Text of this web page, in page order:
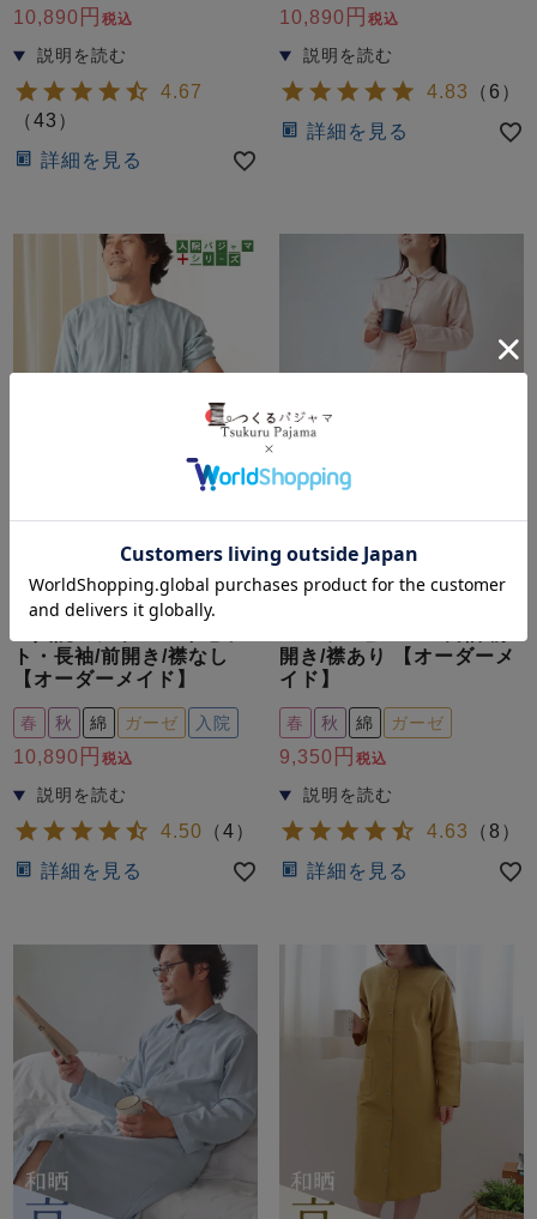
10,890 税込
4.67
（43 ）
詳細を見る
10,890 税込
4.83 （ 6 ）
詳細を見る
やさしいガーゼが入院生活をサ
ポート
和晒京ふたえガーゼのメン
ト・長袖/前開き/襟なし
【オーダーメイド】
春 秋 綿 ガーゼ 入院
10,890 税込
4.50 （4）
詳細を見る
ふわふわした柔らかさに包まれ
る 和晒製法の特別な風合い
開き/襟あり 【オーダーメ
イド】
春 秋 綿 ガーゼ
9,350 税込
4.63 （8 ）
詳細を見る